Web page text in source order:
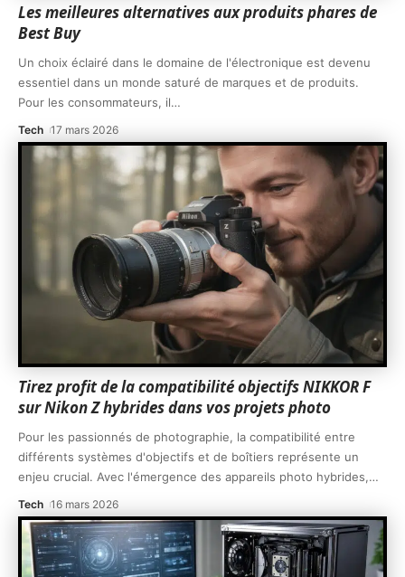
Les meilleures alternatives aux produits phares de
Best Buy
Un choix éclairé dans le domaine de l'électronique est devenu
essentiel dans un monde saturé de marques et de produits.
Pour les consommateurs, il…
Tech 17 mars 2026
Tirez profit de la compatibilité objectifs NIKKOR F
sur Nikon Z hybrides dans vos projets photo
Pour les passionnés de photographie, la compatibilité entre
différents systèmes d'objectifs et de boîtiers représente un
enjeu crucial. Avec l'émergence des appareils photo hybrides,…
Tech 16 mars 2026